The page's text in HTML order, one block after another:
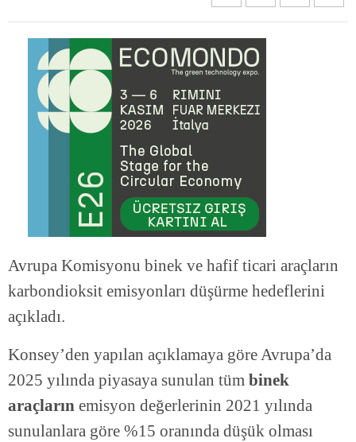
Avrupa Komisyonu binek ve hafif ticari araçların
karbondioksit emisyonları düşürme hedeflerini
açıkladı.
Konsey’den yapılan açıklamaya göre Avrupa’da
2025 yılında piyasaya sunulan tüm binek
araçların emisyon değerlerinin 2021 yılında
sunulanlara göre %15 oranında düşük olması